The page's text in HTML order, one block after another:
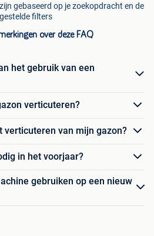
gebaseerd op je zoekopdracht en de
filters
over deze FAQ
het gebruik van een
verticuteren?
verticuteren van mijn gazon?
in het voorjaar?
gebruiken op een nieuw